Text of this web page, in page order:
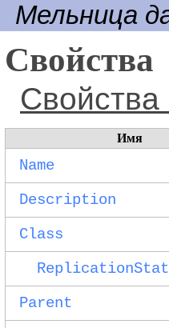
Мельница
Свойства
Свойства
Имя
Name
Description
Class
Parent